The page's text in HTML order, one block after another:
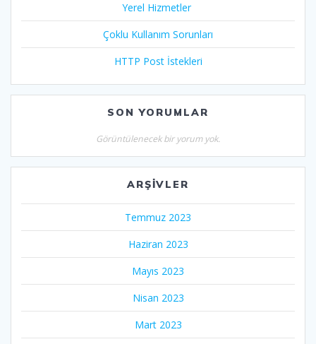
Yerel Hizmetler
Çoklu Kullanım Sorunları
HTTP Post İstekleri
SON YORUMLAR
Görüntülenecek bir yorum yok.
ARŞIVLER
Temmuz 2023
Haziran 2023
Mayıs 2023
Nisan 2023
Mart 2023